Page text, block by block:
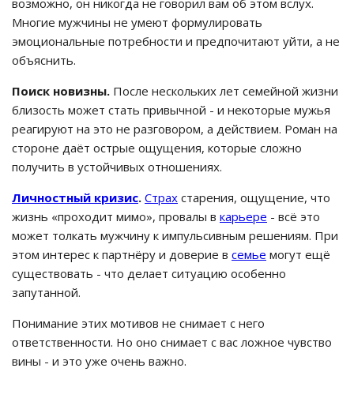
возможно, он никогда не говорил вам об этом вслух.
Многие мужчины не умеют формулировать
эмоциональные потребности и предпочитают уйти, а не
объяснить.
Поиск новизны. После нескольких лет семейной жизни
близость может стать привычной - и некоторые мужья
реагируют на это не разговором, а действием. Роман на
стороне даёт острые ощущения, которые сложно
получить в устойчивых отношениях.
Личностный кризис. Страх старения, ощущение, что
жизнь «проходит мимо», провалы в карьере - всё это
может толкать мужчину к импульсивным решениям. При
этом интерес к партнёру и доверие в семье могут ещё
существовать - что делает ситуацию особенно
запутанной.
Понимание этих мотивов не снимает с него
ответственности. Но оно снимает с вас ложное чувство
вины - и это уже очень важно.